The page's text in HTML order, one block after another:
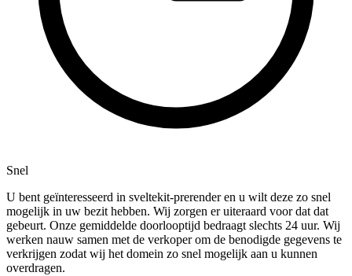
Snel
U bent geïnteresseerd in sveltekit-prerender en u wilt deze zo snel
mogelijk in uw bezit hebben. Wij zorgen er uiteraard voor dat dat
gebeurt. Onze gemiddelde doorlooptijd bedraagt slechts 24 uur. Wij
werken nauw samen met de verkoper om de benodigde gegevens te
verkrijgen zodat wij het domein zo snel mogelijk aan u kunnen
overdragen.